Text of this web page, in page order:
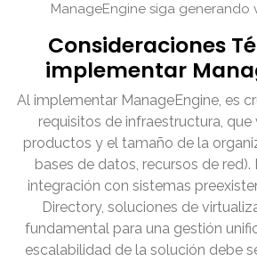
ManageEngine siga generando
Consideraciones
implementar
Al implementar ManageEngine, es
requisitos de infraestructura, que
productos y el tamaño de la
bases de datos, recursos de
integración con sistemas
Directory, soluciones de
fundamental para una gestión
escalabilidad de la solución debe